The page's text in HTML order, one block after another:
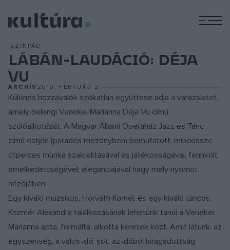
SZÍNPAD
LÁBÁN-LAUDÁCIÓ: DÉJA
VU
ARCHÍV2010. FEBRUÁR 3.
Különös hozzávalók szokatlan együttese adja a varázslatot,
amely belengi Venekei Marianna Déja Vu című
szólóalkotását. A Magyar Állami Operaház Jazz és Tánc
című estjén (parádés mezőnyben) bemutatott, mindössze
ötperces munka szakralitásával és játékosságával, fennkölt
emelkedettségével, eleganciájával hagy mély nyomot
nézőjében.
Egy kiváló muzsikus, Horváth Kornél, és egy kiváló táncos,
Kozmér Alexandra találkozásának lehetünk tanúi a Venekei
Marianna adta, formálta, alkotta keretek közt. Amit látunk, az
egyszeriség, a valós idő, sőt, az időből kiragadottság